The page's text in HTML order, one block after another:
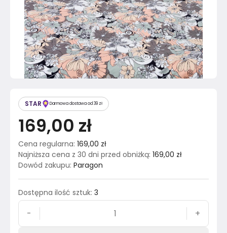
STAR Darmowa dostawa od 39 zł
169,00 zł
Cena regularna: 169,00 zł
Najniższa cena z 30 dni przed obniżką: 169,00 zł
Dowód zakupu: Paragon
Dostępna ilość sztuk: 3
- +